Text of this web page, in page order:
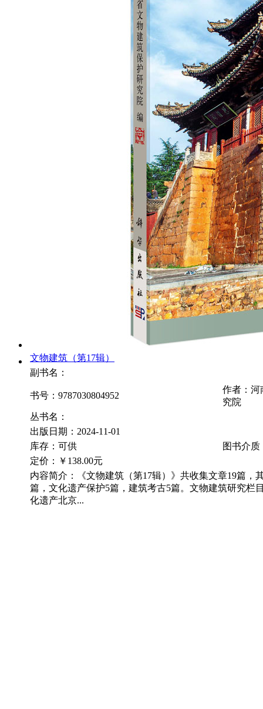
文物建筑（第17辑）
副书名：
书号：9787030804952
作者：河
究院
丛书名：
出版日期：2024-11-01
库存：可供
图书介质
定价：
￥138.00元
内容简介：《文物建筑（第17辑）》共收集文章19篇，
篇，文化遗产保护5篇，建筑考古5篇。文物建筑研究栏
化遗产北京...